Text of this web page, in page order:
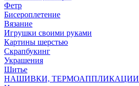
Фетр
Бисероплетение
Вязание
Игрушки своими руками
Картины шерстью
Скрапбукинг
Украшения
Шитье
НАШИВКИ, ТЕРМОАППЛИКАЦИИ